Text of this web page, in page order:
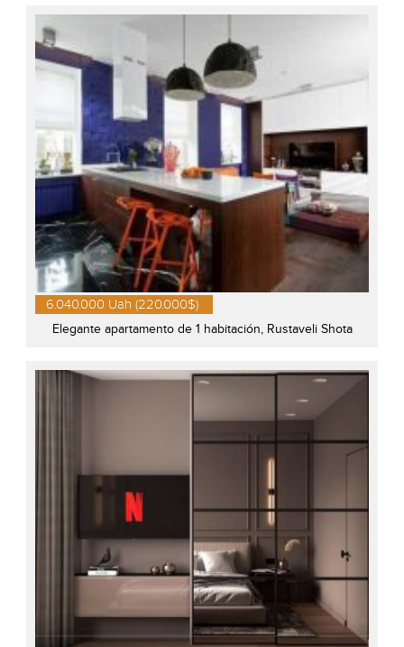
6.040.000 Uah (220.000$)
Elegante apartamento de 1 habitación, Rustaveli Shota